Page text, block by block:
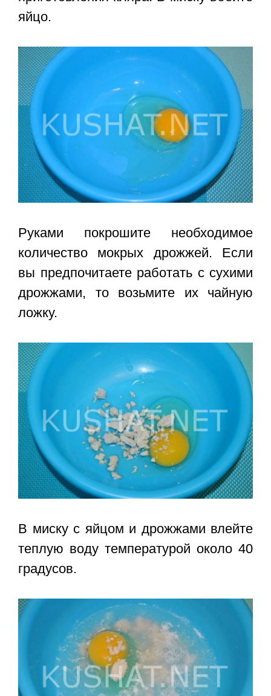
яйцо.
Руками покрошите необходимое
количество мокрых дрожжей. Если
вы предпочитаете работать с сухими
дрожжами, то возьмите их чайную
ложку.
В миску с яйцом и дрожжами влейте
теплую воду температурой около 40
градусов.